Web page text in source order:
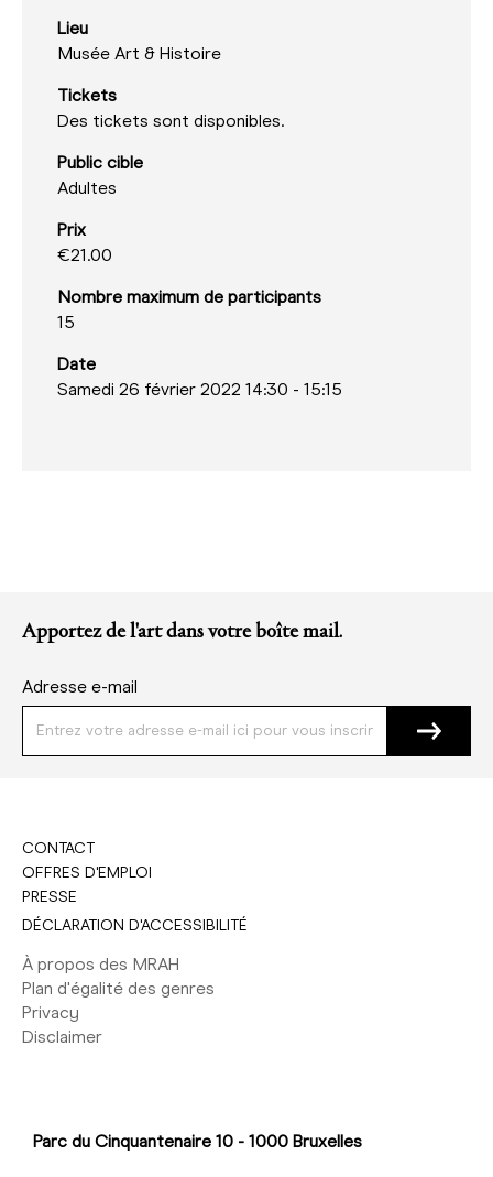
Lieu
Musée Art & Histoire
Tickets
Des tickets sont disponibles.
Public cible
Adultes
Prix
€21.00
Nombre maximum de participants
15
Date
Samedi 26 février 2022 14:30 - 15:15
Apportez de l'art dans votre boîte mail.
Adresse e-mail
CONTACT
OFFRES D'EMPLOI
PRESSE
DÉCLARATION D'ACCESSIBILITÉ
À propos des MRAH
Plan d'égalité des genres
Privacy
Disclaimer
Parc du Cinquantenaire 10 - 1000 Bruxelles